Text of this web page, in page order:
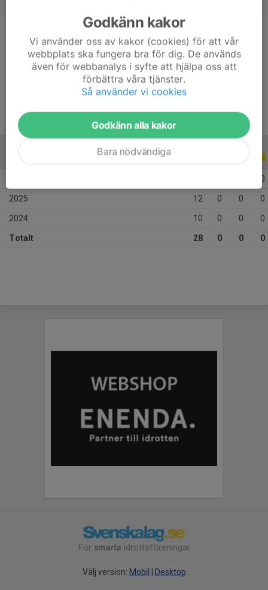
Position
Mittfältare
Ålder
13 år
Tullinge FK
ALLA ÅR
0
2025 12 0 0 0
2024 10 0 0 0
Totalt 28 0 0 0
För smarta idrottsföreningar
Välj version: Mobil Desktop
Godkänn kakor
Vi använder oss av kakor (cookies) för att vår
webbplats ska fungera bra för dig. De används
även för webbanalys i syfte att hjälpa oss att
förbättra våra tjänster.
Så använder vi cookies
Godkänn alla kakor
Bara nödvändiga